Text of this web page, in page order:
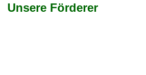
Unsere Förderer